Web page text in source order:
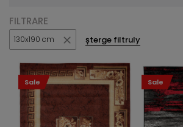
FILTRARE
130x190 cm șterge filtruly
Sale Sale